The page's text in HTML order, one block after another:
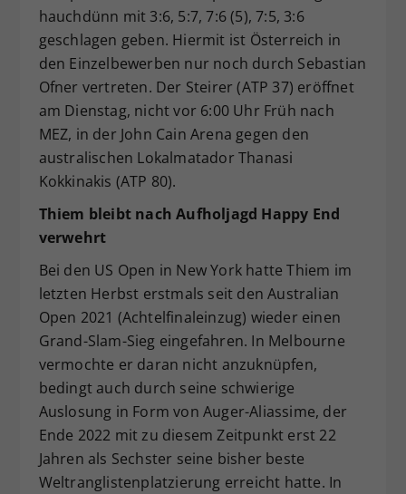
hauchdünn mit 3:6, 5:7, 7:6 (5), 7:5, 3:6
geschlagen geben. Hiermit ist Österreich in
den Einzelbewerben nur noch durch Sebastian
Ofner vertreten. Der Steirer (ATP 37) eröffnet
am Dienstag, nicht vor 6:00 Uhr Früh nach
MEZ, in der John Cain Arena gegen den
australischen Lokalmatador Thanasi
Kokkinakis (ATP 80).
Thiem bleibt nach Aufholjagd Happy End
verwehrt
Bei den US Open in New York hatte Thiem im
letzten Herbst erstmals seit den Australian
Open 2021 (Achtelfinaleinzug) wieder einen
Grand-Slam-Sieg eingefahren. In Melbourne
vermochte er daran nicht anzuknüpfen,
bedingt auch durch seine schwierige
Auslosung in Form von Auger-Aliassime, der
Ende 2022 mit zu diesem Zeitpunkt erst 22
Jahren als Sechster seine bisher beste
Weltranglistenplatzierung erreicht hatte. In